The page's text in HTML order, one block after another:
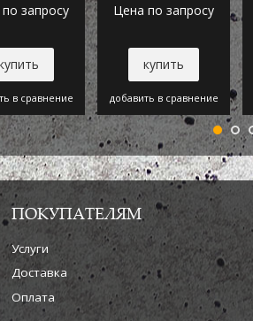
запросу
в сравнение
Цена по запросу
купить
добавить в сравнение
ПОКУПАТЕЛЯМ
Услуги
Доставка
Оплата